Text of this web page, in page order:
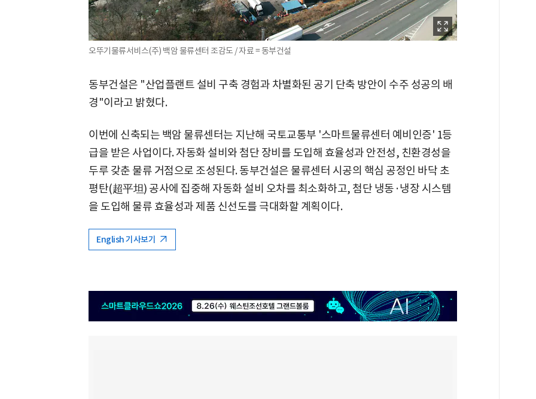
오뚜기물류서비스(주) 백암 물류센터 조감도 / 자료 = 동부건설
동부건설은 "산업플랜트 설비 구축 경험과 차별화된 공기 단축 방안이 수주 성공의 배
경"이라고 밝혔다.
이번에 신축되는 백암 물류센터는 지난해 국토교통부 '스마트물류센터 예비인증' 1등
급을 받은 사업이다. 자동화 설비와 첨단 장비를 도입해 효율성과 안전성, 친환경성을
두루 갖춘 물류 거점으로 조성된다. 동부건설은 물류센터 시공의 핵심 공정인 바닥 초
평탄(超平坦) 공사에 집중해 자동화 설비 오차를 최소화하고, 첨단 냉동·냉장 시스템
을 도입해 물류 효율성과 제품 신선도를 극대화할 계획이다.
English 기사보기